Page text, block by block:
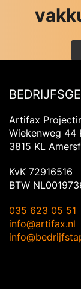
Artifax
Wiekenweg 44
3815 KL
KvK 72916516
BTW
035 623 05 51
info@artifax.nl